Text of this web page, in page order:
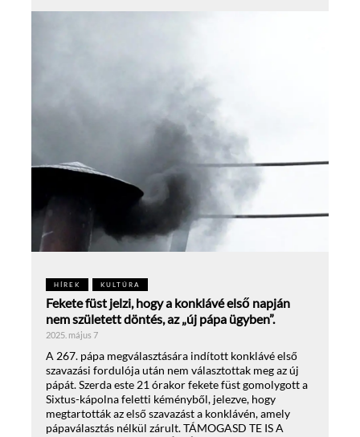
HÍREK KULTÚRA
Fekete füst jelzi, hogy a konklávé első napján
nem született döntés, az „új pápa ügyben”.
2025. május 7
A 267. pápa megválasztására indított konklávé első
szavazási fordulója után nem választottak meg az új
pápát. Szerda este 21 órakor fekete füst gomolygott a
Sixtus-kápolna feletti kéményből, jelezve, hogy
megtartották az első szavazást a konklávén, amely
pápaválasztás nélkül zárult. TÁMOGASD TE IS A